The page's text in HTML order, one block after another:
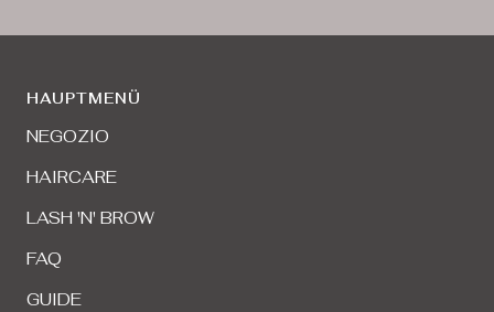
HAUPTMENÜ
NEGOZIO
HAIRCARE
LASH 'N' BROW
FAQ
GUIDE